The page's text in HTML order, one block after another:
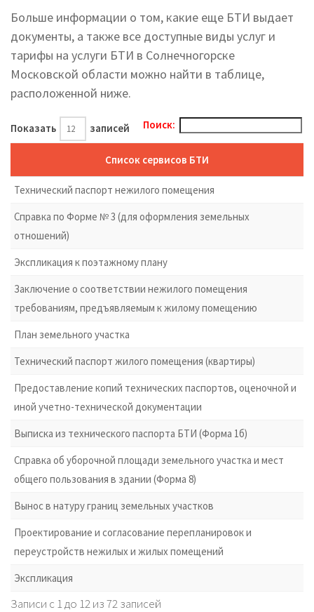
Больше информации о том, какие еще БТИ выдает
документы, а также все доступные виды услуг и
тарифы на услуги БТИ в Солнечногорске
Московской области можно найти в таблице,
расположенной ниже.
Показать записей Поиск:
Список сервисов БТИ
Технический паспорт нежилого помещения
Справка по Форме № 3 (для оформления земельных
отношений)
Экспликация к поэтажному плану
Заключение о соответствии нежилого помещения
требованиям, предъявляемым к жилому помещению
План земельного участка
Технический паспорт жилого помещения (квартиры)
Предоставление копий технических паспортов, оценочной и
иной учетно-технической документации
Выписка из технического паспорта БТИ (Форма 1б)
Справка об уборочной площади земельного участка и мест
общего пользования в здании (Форма 8)
Вынос в натуру границ земельных участков
Проектирование и согласование перепланировок и
переустройств нежилых и жилых помещений
Экспликация
Записи с 1 до 12 из 72 записей